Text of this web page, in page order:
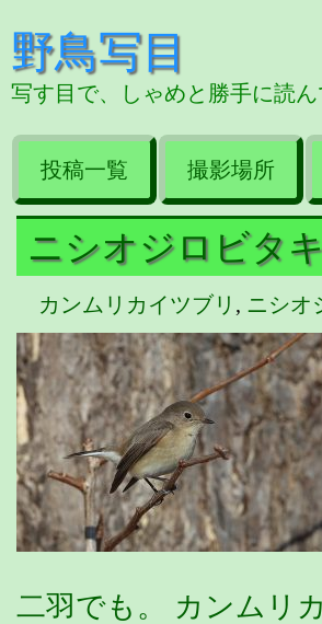
野鳥写目
写す目で、しゃめと勝手に読ん
投稿一覧 撮影場所
ニシオジロビタ
カンムリカイツブリ , ニシオ
二羽でも。 カンムリ